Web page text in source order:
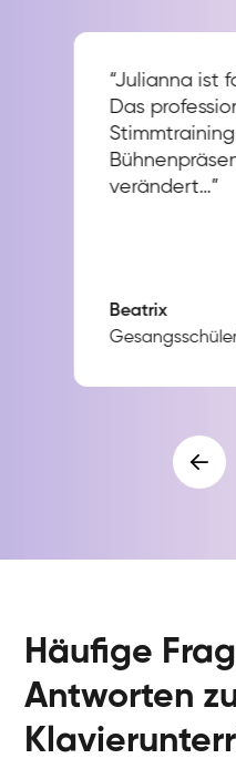
“Julianna ist
Das
verändert…”
Beatrix
Häufige
Antworten